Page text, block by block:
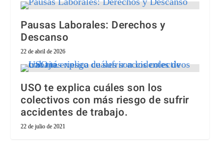
Pausas Laborales: Derechos y
Descanso
22 de abril de 2026
USO te explica cuáles son los
colectivos con más riesgo de sufrir
accidentes de trabajo.
22 de julio de 2021